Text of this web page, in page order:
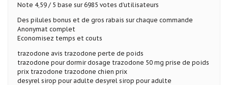
Note 4,59 / 5 base sur 6985 votes d’utilisateurs
Des pilules bonus et de gros rabais sur chaque commande
Anonymat complet
Economisez temps et couts
trazodone avis trazodone perte de poids
trazodone pour dormir dosage trazodone 50 mg prise de poids
prix trazodone trazodone chien prix
desyrel sirop pour adulte desyrel sirop pour adulte